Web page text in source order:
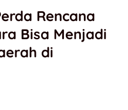
Rencana
Bisa Menjadi
di